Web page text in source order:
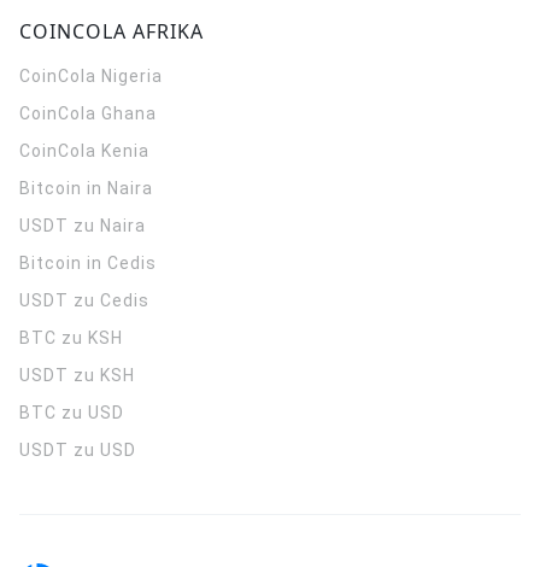
COINCOLA AFRIKA
CoinCola Nigeria
CoinCola Ghana
CoinCola Kenia
Bitcoin in Naira
USDT zu Naira
Bitcoin in Cedis
USDT zu Cedis
BTC zu KSH
USDT zu KSH
BTC zu USD
USDT zu USD